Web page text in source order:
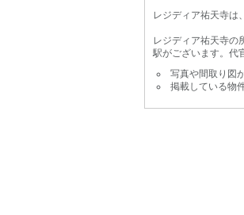
レジディア祐天寺は
レジディア祐天寺の
駅がございます。代
写真や間取り図
掲載している物